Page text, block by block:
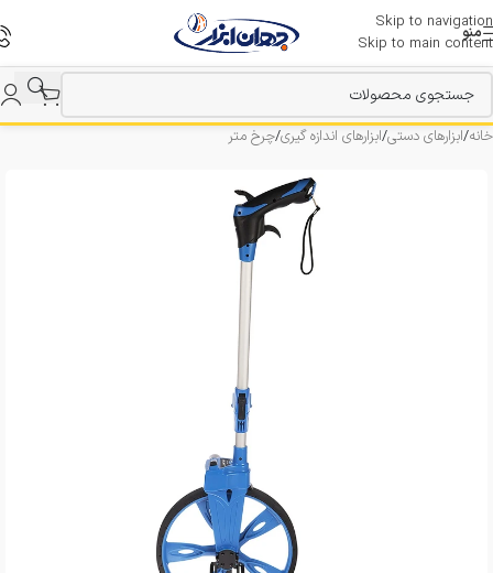
Skip to navigation
Skip to main content
منو
خانه/ابزارهای دستی/ابزارهای اندازه گیری/چرخ متر